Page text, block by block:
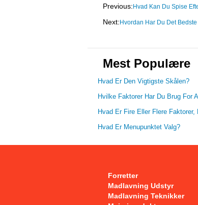
Previous: Hvad Kan Du Spise
Next: Hvordan Har Du Det
Mest Populære
Hvad Er Den Vigtigste Skålen?
Hvilke Faktorer Har Du Brug For
Hvad Er Fire Eller Flere
Hvad Er Menupunktet Valg?
Forretter
Madlavning Udstyr
Madlavning Teknikker